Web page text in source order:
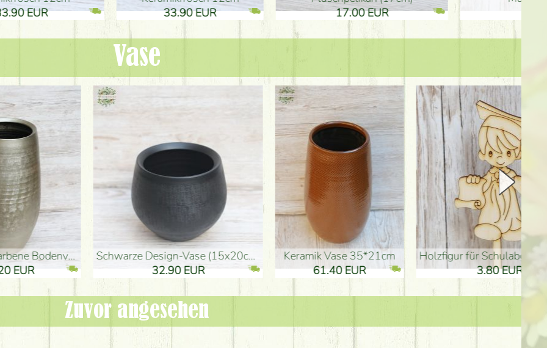
EUR
33.90 EUR
17.00 EUR
Vase
(50x29cm)
schwarze Design-Vase (15x20cm)
32.90 EUR
Keramik Vase 35*21cm
61.40 EUR
Holzfigur für Schulabgänger (10
3.80 EUR
Zuvor angesehen